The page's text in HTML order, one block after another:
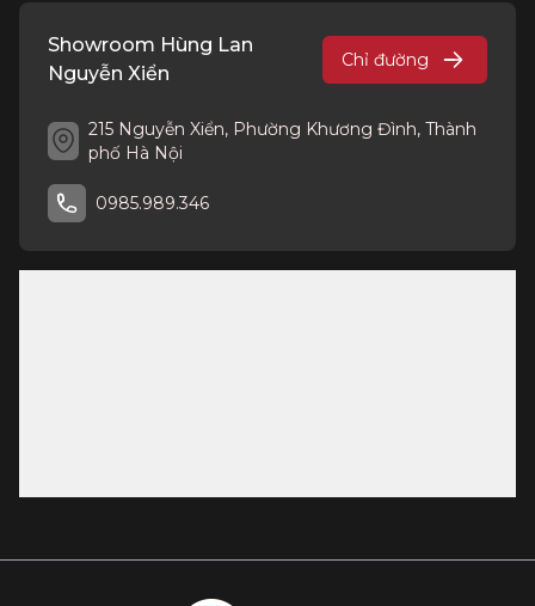
Showroom Hùng Lan
Nguyễn Xiển
Chỉ đường
215 Nguyễn Xiển, Phường Khương Đình, Thành
phố Hà Nội
0985.989.346